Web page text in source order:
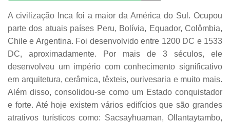
A civilização Inca foi a maior da América do Sul. Ocupou
parte dos atuais países Peru, Bolívia, Equador, Colômbia,
Chile e Argentina. Foi desenvolvido entre 1200 DC e 1533
DC, aproximadamente. Por mais de 3 séculos, ele
desenvolveu um império com conhecimento significativo
em arquitetura, cerâmica, têxteis, ourivesaria e muito mais.
Além disso, consolidou-se como um Estado conquistador
e forte. Até hoje existem vários edifícios que são grandes
atrativos turísticos como: Sacsayhuaman, Ollantaytambo,